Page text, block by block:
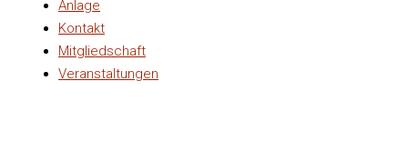
Anlage
Kontakt
Mitgliedschaft
Veranstaltungen